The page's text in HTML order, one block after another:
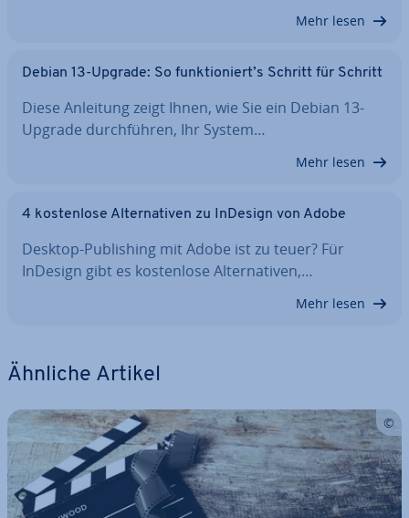
Mehr lesen
Debian 13-Upgrade: So funk­tio­niert’s Schritt für Schritt
Diese Anleitung zeigt Ihnen, wie Sie ein Debian 13-
Upgrade durch­füh­ren, Ihr System…
Mehr lesen
4 kos­ten­lo­se Al­ter­na­ti­ven zu InDesign von Adobe
Desktop-Pu­bli­shing mit Adobe ist zu teuer? Für
InDesign gibt es kos­ten­lo­se Al­ter­na­ti­ven,…
Mehr lesen
Ähnliche Artikel